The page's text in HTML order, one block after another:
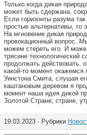
Только когда дикая
может быть сдержана,
Если горизонты разума
простые альтернативы, то
На мгновение дикая
провокационный вопрос.
можем стереть его. И
трясине
продолжать действовать,
какой-то момент окажемся
Уинстона Смита, слушая
каштановым деревом я
момент наша идея дикой
Золотой Стране, стране,
19.03.2023 · Рубрики